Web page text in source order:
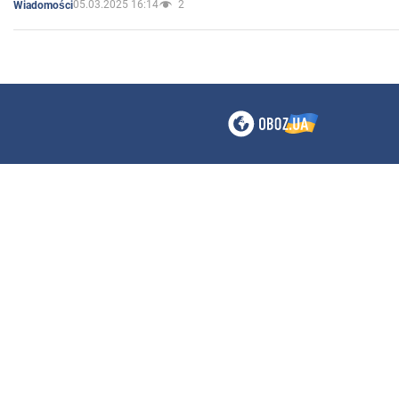
Wiadomości05.03.2025 16:14 2